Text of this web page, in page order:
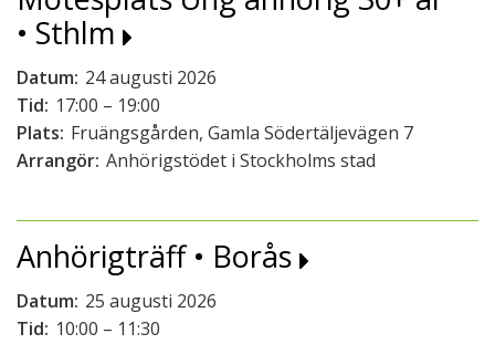
• Sthlm
Datum: 24 augusti 2026
Tid: 17:00 – 19:00
Plats: Fruängsgården, Gamla Södertäljevägen 7
Arrangör: Anhörigstödet i Stockholms stad
Anhörigträff • Borås
Datum: 25 augusti 2026
Tid: 10:00 – 11:30